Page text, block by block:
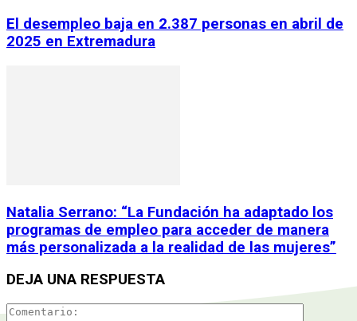
El desempleo baja en 2.387 personas en abril de
2025 en Extremadura
Natalia Serrano: “La Fundación ha adaptado los
programas de empleo para acceder de manera
más personalizada a la realidad de las mujeres”
DEJA UNA RESPUESTA